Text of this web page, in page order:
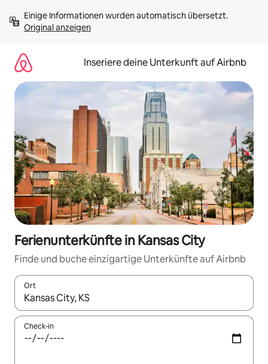
Inhalten
springenOriginal anzeigen
Inseriere deine Unterkunft auf Airbnb
Ferienunterkünfte in Kansas City
Finde und buche einzigartige Unterkünfte auf Airbnb
Ort
Wenn Ergebnisse verfügbar sind, navigiere mit den
Check-in